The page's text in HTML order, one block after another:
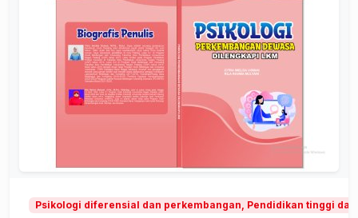
Psikologi diferensial dan perkembangan, Pendidikan tinggi